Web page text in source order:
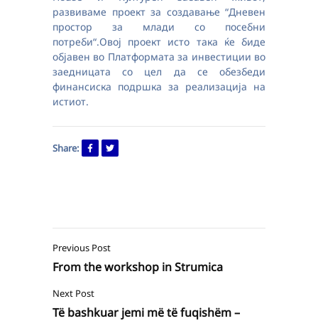
развиваме проект за создавање “Дневен
простор за млади со посебни
потреби“.Овој проект исто така ќе биде
објавен во Платформата за инвестиции во
заедницата со цел да се обезбеди
финансиска подршка за реализација на
истиот.
Share:
Previous Post
From the workshop in Strumica
Next Post
Të bashkuar jemi më të fuqishëm –